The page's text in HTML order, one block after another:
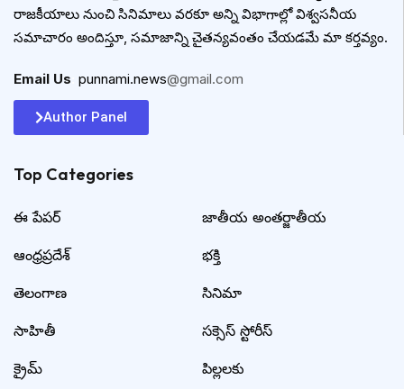
రాజకీయాలు నుంచి సినిమాలు వరకూ అన్ని విభాగాల్లో విశ్వసనీయ
సమాచారం అందిస్తూ, సమాజాన్ని చైతన్యవంతం చేయడమే మా కర్తవ్యం.
Email Us punnami.news@gmail.com
Author Panel
Top Categories​
ఈ పేపర్
ఆంధ్రప్రదేశ్
తెలంగాణ
సాహితీ
క్రైమ్
జాతీయ అంతర్జాతీయ
భక్తి
సినిమా
సక్సెస్ స్టోరీస్
పిల్లలకు